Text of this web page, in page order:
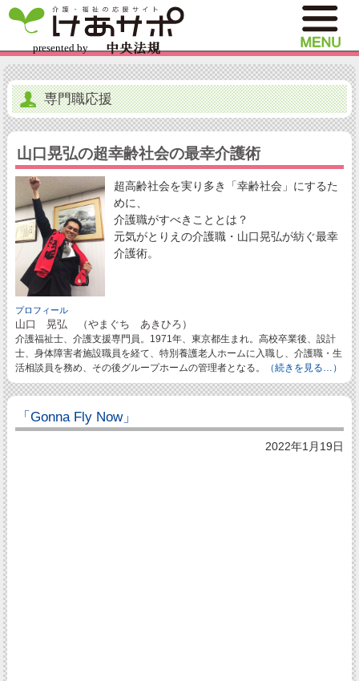
専門職応援
山口晃弘の超幸齢社会の最幸介護術
超高齢社会を実り多き「幸齢社会」にするた
めに、
介護職がすべきこととは？
元気がとりえの介護職・山口晃弘が紡ぐ最幸
介護術。
プロフィール
山口 晃弘 （やまぐち あきひろ）
介護福祉士、介護支援専門員。1971年、東京都生まれ。高校卒業後、設計
士、身体障害者施設職員を経て、特別養護老人ホームに入職し、介護職・生
活相談員を務め、その後グループホームの管理者となる。
（続きを見る…）
「Gonna Fly Now」
2022年1月19日